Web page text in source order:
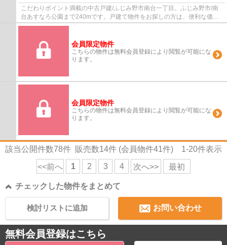
こだわりポイント満載の中古戸建/ふじみ野市南台一丁目。ふじみ野市/南
台あすなろ公園まで240mです。戸建て物件をお探しの方は、便利な価格
からなる中古物件はいかがでしょうか。駅ま...
会員限定物件
こちらの物件は無料会員登録により閲覧が可能にな
ります。
会員限定物件
こちらの物件は無料会員登録により閲覧が可能にな
ります。
該当公開件数78件 販売数14件 (会員物件41件) 1-20件表示
<<前へ 1 2 3 4 次へ>> 最初
チェックした物件をまとめて
お問い合わせ
検討リストに追加
無料会員登録はこちら